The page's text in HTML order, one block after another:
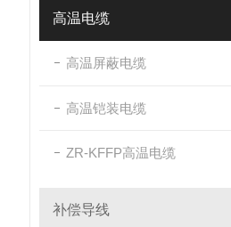
高温电缆
高温屏蔽电缆
高温铠装电缆
ZR-KFFP高温电缆
补偿导线